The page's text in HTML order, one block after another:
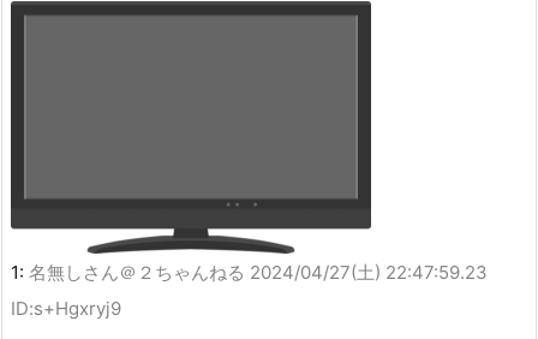
1: 名無しさん＠２ちゃんねる 2024/04/27(土) 22:47:59.23
ID:s+Hgxryj9